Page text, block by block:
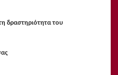
δραστηριότητα του